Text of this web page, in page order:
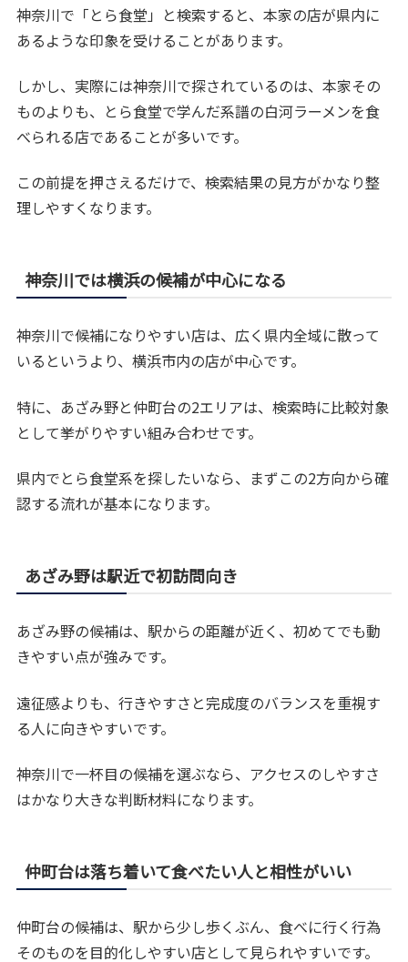
神奈川で「とら食堂」と検索すると、本家の店が県内に
あるような印象を受けることがあります。
しかし、実際には神奈川で探されているのは、本家その
ものよりも、とら食堂で学んだ系譜の白河ラーメンを食
べられる店であることが多いです。
この前提を押さえるだけで、検索結果の見方がかなり整
理しやすくなります。
神奈川では横浜の候補が中心になる
神奈川で候補になりやすい店は、広く県内全域に散って
いるというより、横浜市内の店が中心です。
特に、あざみ野と仲町台の2エリアは、検索時に比較対象
として挙がりやすい組み合わせです。
県内でとら食堂系を探したいなら、まずこの2方向から確
認する流れが基本になります。
あざみ野は駅近で初訪問向き
あざみ野の候補は、駅からの距離が近く、初めてでも動
きやすい点が強みです。
遠征感よりも、行きやすさと完成度のバランスを重視す
る人に向きやすいです。
神奈川で一杯目の候補を選ぶなら、アクセスのしやすさ
はかなり大きな判断材料になります。
仲町台は落ち着いて食べたい人と相性がいい
仲町台の候補は、駅から少し歩くぶん、食べに行く行為
そのものを目的化しやすい店として見られやすいです。